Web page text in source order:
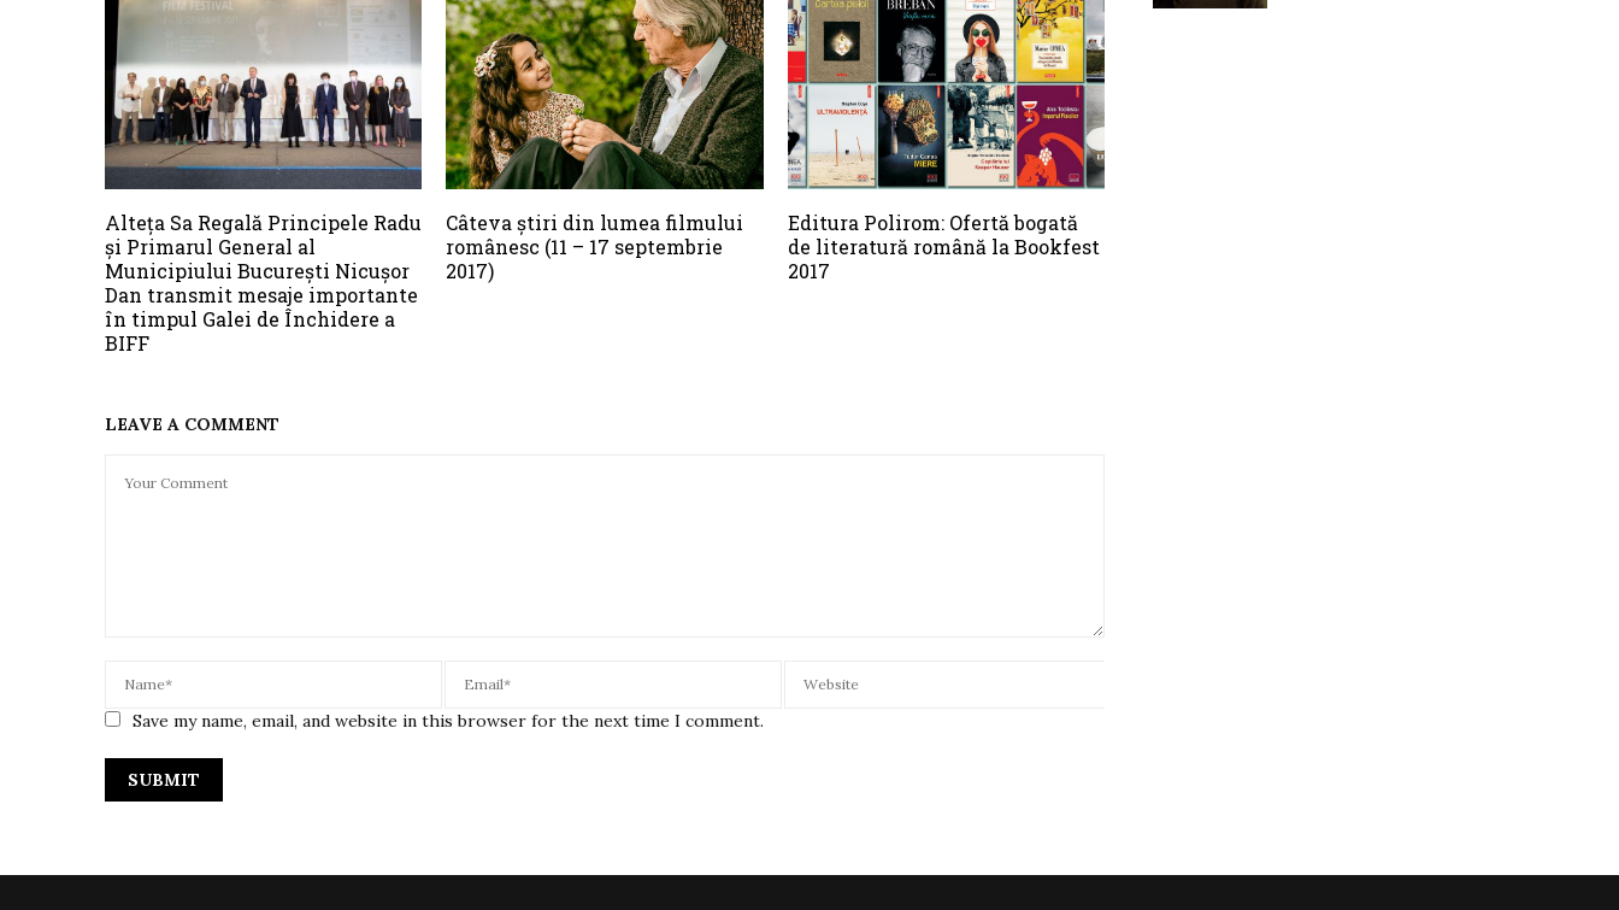
Alteța Sa Regală Principele Radu
și Primarul General al
Municipiului București Nicușor
Dan transmit mesaje importante
în timpul Galei de Închidere a
BIFF
Câteva știri din lumea filmului
românesc (11 – 17 septembrie
2017)
Editura Polirom: Ofertă bogată
de literatură română la Bookfest
2017
LEAVE A COMMENT
Save my name, email, and website in this browser for the next time I comment.